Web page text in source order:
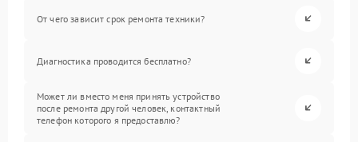
От чего зависит срок ремонта техники?
Диагностика проводится бесплатно?
Может ли вместо меня принять устройство
после ремонта другой человек, контактный
телефон которого я предоставлю?